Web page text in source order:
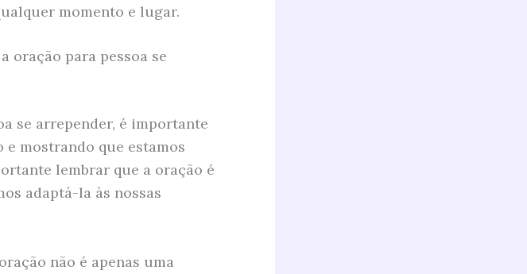
momento e lugar.
oração para pessoa se
se arrepender, é importante
mostrando que estamos
lembrar que a oração é
adaptá-la às nossas
não é apenas uma